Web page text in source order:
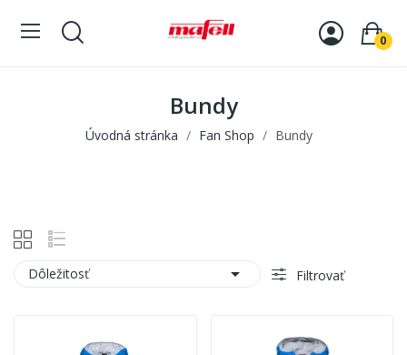
0
Bundy
Úvodná stránka Fan Shop Bundy
Dôležitosť  Filtrovať